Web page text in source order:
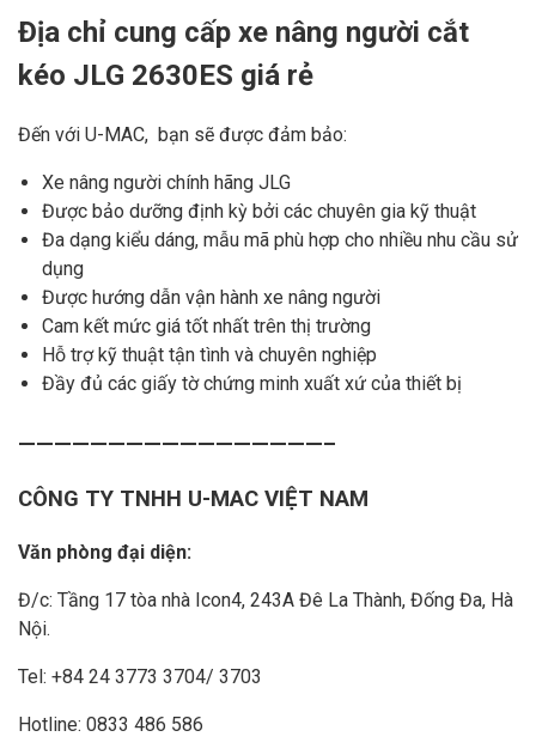
Địa chỉ cung cấp xe nâng người cắt
kéo JLG 2630ES giá rẻ
Đến với U-MAC, bạn sẽ được đảm bảo:
Xe nâng người chính hãng JLG
Được bảo dưỡng định kỳ bởi các chuyên gia kỹ thuật
Đa dạng kiểu dáng, mẫu mã phù hợp cho nhiều nhu cầu sử
dụng
Được hướng dẫn vận hành xe nâng người
Cam kết mức giá tốt nhất trên thị trường
Hỗ trợ kỹ thuật tận tình và chuyên nghiệp
Đầy đủ các giấy tờ chứng minh xuất xứ của thiết bị
—————————————————–
CÔNG TY TNHH U-MAC VIỆT NAM
Văn phòng đại diện:
Đ/c: Tầng 17 tòa nhà Icon4, 243A Đê La Thành, Đống Đa, Hà
Nội.
Tel: +84 24 3773 3704/ 3703
Hotline: 0833 486 586